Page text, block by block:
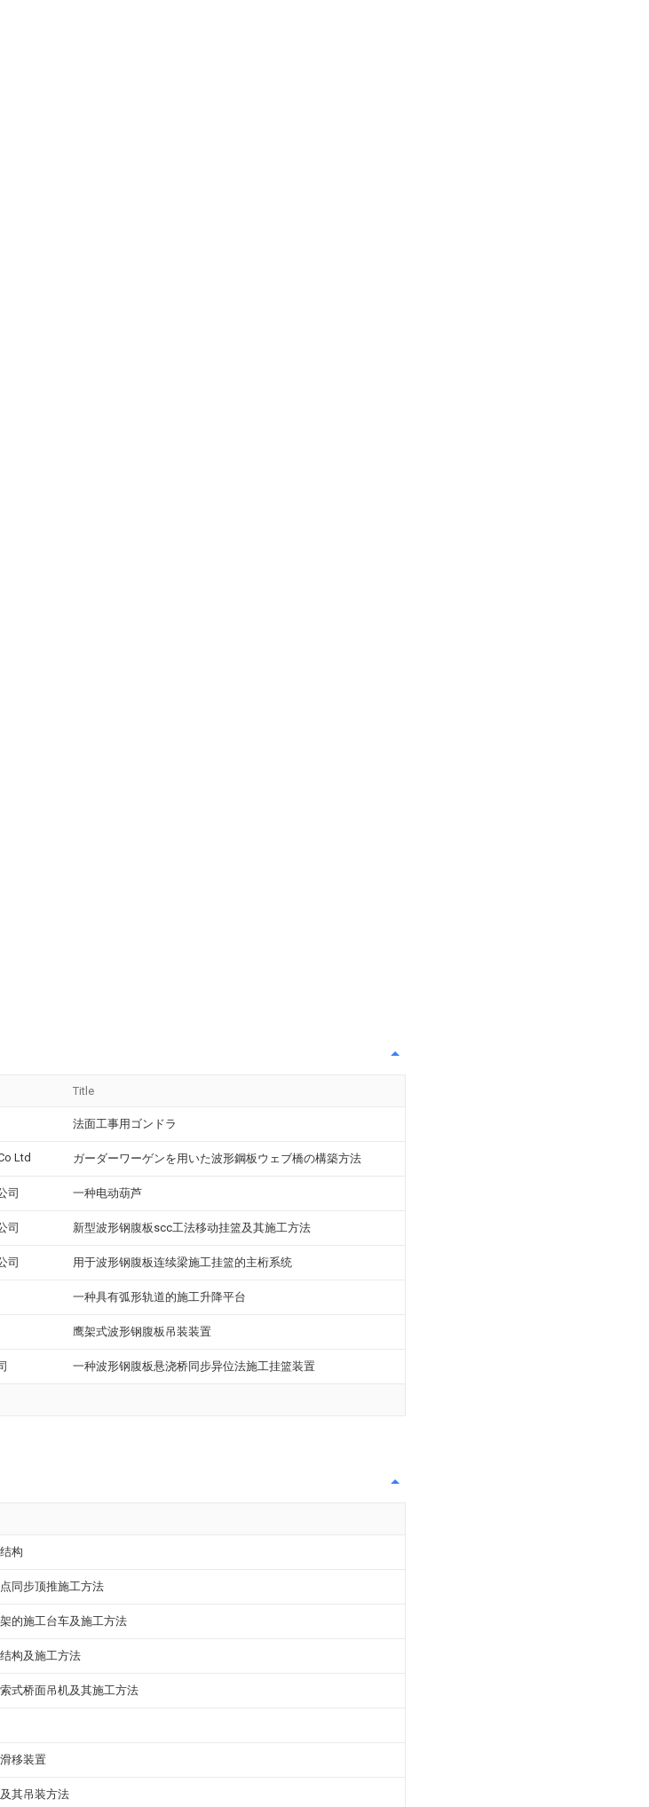
Title
法面工事用ゴンドラ
Ltd ガーダーワーゲンを用いた波形鋼板ウェブ橋の構築方法
司 一种电动葫芦
司 新型波形钢腹板scc工法移动挂篮及其施工方法
司 用于波形钢腹板连续梁施工挂篮的主桁系统
一种具有弧形轨道的施工升降平台
鹰架式波形钢腹板吊装装置
一种波形钢腹板悬浇桥同步异位法施工挂篮装置
构
同步顶推施工方法
的施工台车及施工方法
构及施工方法
式桥面吊机及其施工方法
移装置
其吊装方法